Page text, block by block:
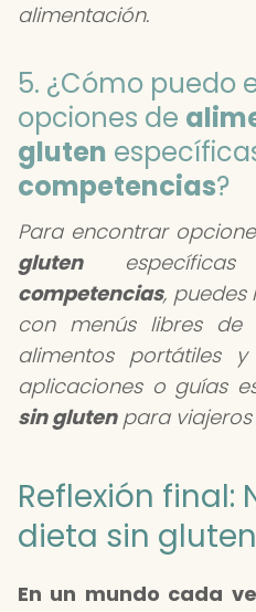
alimentación.
5. ¿Cómo puedo
opciones de
gluten
competencias?
Para encontrar
gluten
competencias, puedes
con menús libres de
alimentos portátiles
aplicaciones o guías
sin glutenpara viajeros
Reflexión final:
dieta sin
En un mundo cada